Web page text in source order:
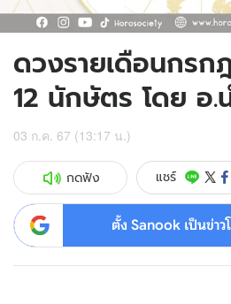
ดวงรายเดือนกรก
12 นักษัตร โดย อ.
03 ก.ค. 67 (13:17 น.)
กดฟัง แชร์
ตั้ง Sanook เป็นข่า